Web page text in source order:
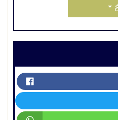
Toggle Dropdown